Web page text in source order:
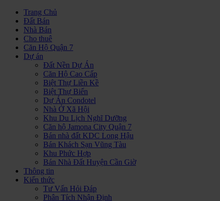
Trang Chủ
Đất Bán
Nhà Bán
Cho thuê
Căn Hộ Quận 7
Dự án
Đất Nền Dự Án
Căn Hộ Cao Cấp
Biệt Thự Liền Kề
Biệt Thự Biển
Dự Án Condotel
Nhà Ở Xã Hội
Khu Du Lịch Nghĩ Dưỡng
Căn hộ Jamona City Quận 7
Bán nhà đất KDC Long Hậu
Bán Khách Sạn Vũng Tàu
Khu Phức Hợp
Bán Nhà Đất Huyện Cần Giờ
Thông tin
Kiến thức
Tư Vấn Hỏi Đáp
Phân Tích Nhận Định